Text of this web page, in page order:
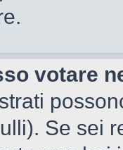
votare
Se sei